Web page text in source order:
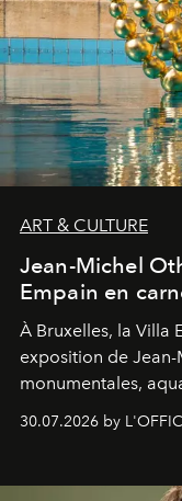
ART & CULTURE
Jean-Michel
Empain en
À Bruxelles, la Villa
exposition de
monumentales,
soufflé, l’artiste
émotionnel où
émerveillement.
30.07.2026 by